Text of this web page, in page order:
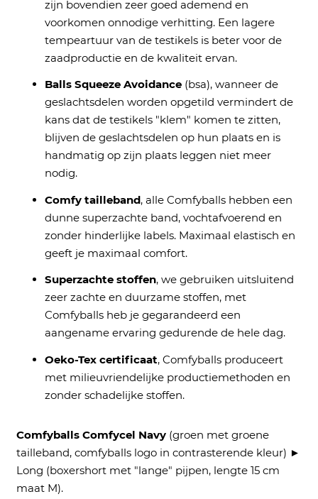
zijn bovendien zeer goed ademend en
voorkomen onnodige verhitting. Een lagere
tempeartuur van de testikels is beter voor de
zaadproductie en de kwaliteit ervan.
Balls Squeeze Avoidance(bsa), wanneer de
geslachtsdelen worden opgetild vermindert de
kans dat de testikels "klem" komen te zitten,
blijven de geslachtsdelen op hun plaats en is
handmatig op zijn plaats leggen niet meer
nodig.
Comfy tailleband, alle Comfyballs hebben een
dunne superzachte band, vochtafvoerend en
zonder hinderlijke labels. Maximaal elastisch en
geeft je maximaal comfort.
Superzachte stoffen, we gebruiken uitsluitend
zeer zachte en duurzame stoffen, met
Comfyballs heb je gegarandeerd een
aangename ervaring gedurende de hele dag.
Oeko-Tex certificaat, Comfyballs produceert
met milieuvriendelijke productiemethoden en
zonder schadelijke stoffen.
Comfyballs Comfycel Navy (groen met groene
tailleband, comfyballs logo in contrasterende kleur) ►
Long (boxershort met "lange" pijpen, lengte 15 cm
maat M).